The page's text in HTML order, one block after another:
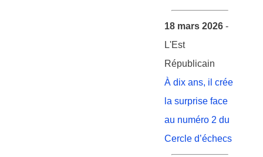
18 mars 2026 -
L'Est
Républicain
À dix ans, il crée
la surprise face
au numéro 2 du
Cercle d’échecs